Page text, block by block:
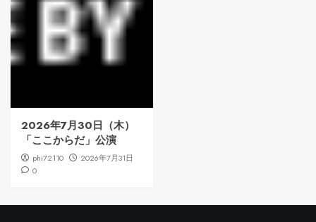
2026年7月30日（木）
「ここからだ」公演
phi72110
2026年7月31日
0